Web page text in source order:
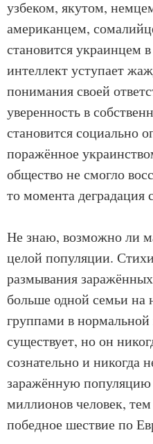
узбеком, якутом,
американцем,
становится украинцем
интеллект уступает
понимания своей
уверенность в
становится социально
поражённое
общество не смогло
то момента деградация
Не знаю, возможно ли
целой популяции.
размывания
больше одной семьи на
группами в
существует, но он
сознательно и никогда
заражённую популяцию
миллионов человек,
победное шествие по